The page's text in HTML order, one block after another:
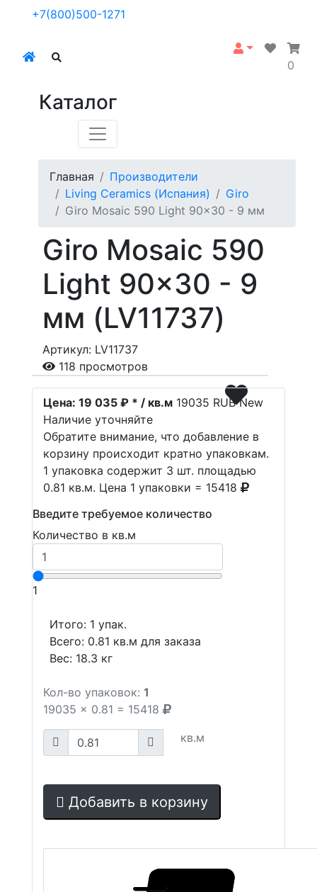
+7(800)500-1271
0
Каталог
Главная
Производители
Living Ceramics (Испания)
Giro
Giro Mosaic 590 Light 90x30 - 9 мм
Giro Mosaic 590
Light 90x30 - 9
мм (LV11737)
Артикул: LV11737
118 просмотров
Цена: 19 035 ₽ * / кв.м 19035 RUB New
Наличие уточняйте
Обратите внимание, что добавление в
корзину происходит кратно упаковкам.
1 упаковка содержит 3 шт. площадью
0.81 кв.м. Цена 1 упаковки = 15418
Введите требуемое количество
Количество в кв.м
1
Итого: 1 упак.
Всего: 0.81 кв.м для заказа
Вес: 18.3 кг
Кол-во упаковок: 1
19035 x 0.81 = 15418
кв.м
Добавить в корзину